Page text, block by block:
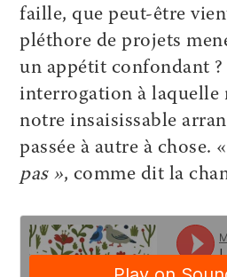
faille, que peut-être
pléthore de projets
un appétit confondant ?
interrogation à laquelle
notre insaisissable
passée à autre à chose.
pas », comme dit la